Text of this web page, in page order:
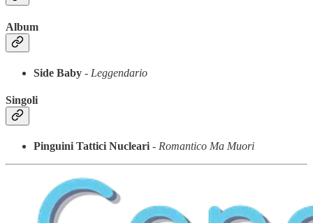
Album
Side Baby - Leggendario
Singoli
Pinguini Tattici Nucleari- Romantico Ma Muori